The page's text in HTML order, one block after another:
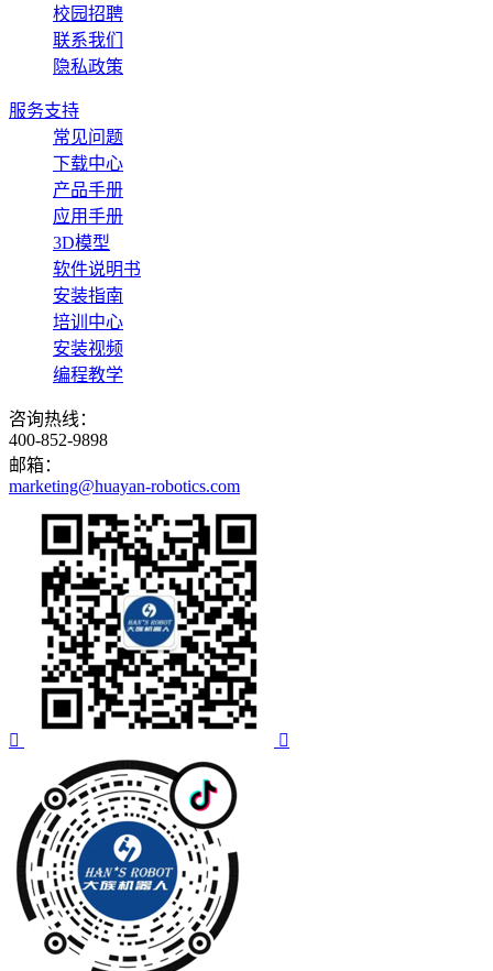
校园招聘
联系我们
隐私政策
服务支持
常见问题
下载中心
产品手册
应用手册
3D模型
软件说明书
安装指南
培训中心
安装视频
编程教学
咨询热线：
400-852-9898
邮箱：
marketing@huayan-robotics.com